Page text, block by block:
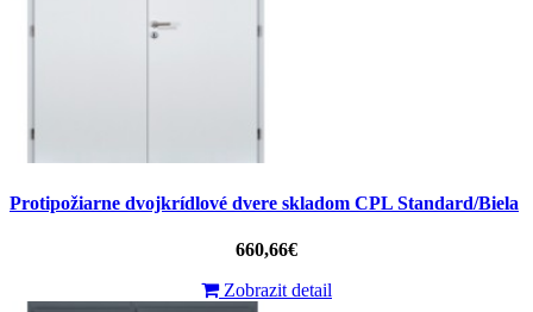
Protipožiarne dvojkrídlové dvere skladom CPL Standard/Biela
660,66€
Zobrazit detail